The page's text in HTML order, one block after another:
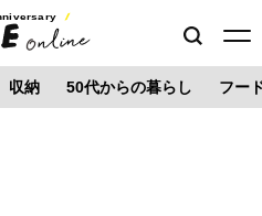
収納 50代からの暮らし フー